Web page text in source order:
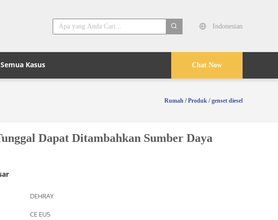
Indonesian
Chat Now
Semua Kasus
Rumah /Produk /genset diesel
Dapat Ditambahkan Sumber Daya
DEHRAY
CE EU5